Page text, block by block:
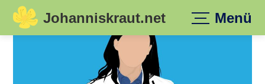
Skip
Johanniskraut.net Menü